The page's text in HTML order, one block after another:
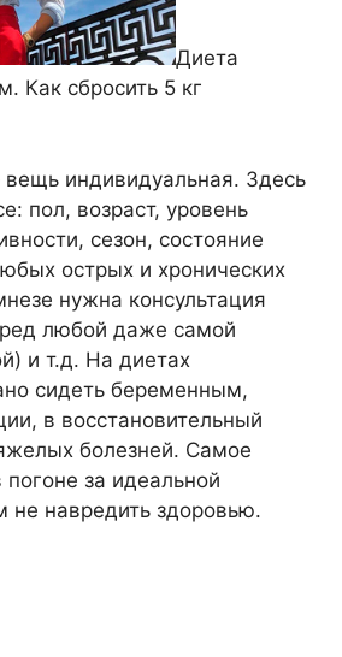
Диета
Как сбросить 5 кг
индивидуальная. Здесь
пол, возраст, уровень
сезон, состояние
острых и хронических
нужна консультация
любой даже самой
и т.д. На диетах
сидеть беременным,
в восстановительный
болезней. Самое
за идеальной
не навредить здоровью.